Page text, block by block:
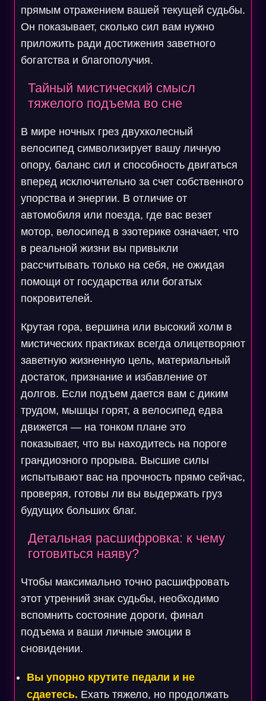
прямым отражением вашей текущей судьбы.
Он показывает, сколько сил вам нужно
приложить ради достижения заветного
богатства и благополучия.
Тайный мистический смысл
тяжелого подъема во сне
В мире ночных грез двухколесный
велосипед символизирует вашу личную
опору, баланс сил и способность двигаться
вперед исключительно за счет собственного
упорства и энергии. В отличие от
автомобиля или поезда, где вас везет
мотор, велосипед в эзотерике означает, что
в реальной жизни вы привыкли
рассчитывать только на себя, не ожидая
помощи от государства или богатых
покровителей.
Крутая гора, вершина или высокий холм в
мистических практиках всегда олицетворяют
заветную жизненную цель, материальный
достаток, признание и избавление от
долгов. Если подъем дается вам с диким
трудом, мышцы горят, а велосипед едва
движется — на тонком плане это
показывает, что вы находитесь на пороге
грандиозного прорыва. Высшие силы
испытывают вас на прочность прямо сейчас,
проверяя, готовы ли вы выдержать груз
будущих больших благ.
Детальная расшифровка: к чему
готовиться наяву?
Чтобы максимально точно расшифровать
этот утренний знак судьбы, необходимо
вспомнить состояние дороги, финал
подъема и ваши личные эмоции в
сновидении.
Вы упорно крутите педали и не
сдаетесь. Ехать тяжело, но продолжать